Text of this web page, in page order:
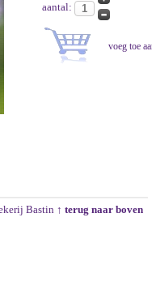
aantal:
Bastin ↑ terug naar boven